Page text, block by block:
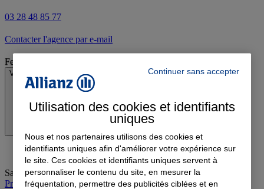
03 28 48 85 77
Contacter l'agence par e-mail
Fermé
Voir les horaires
Samedi: 09:00-12:00
Prendre rendez-vous à l'agence
Continuer sans accepter
Utilisation des cookies et identifiants
uniques
Nous et nos partenaires utilisons des cookies et
identifiants uniques afin d'améliorer votre expérience sur
le site. Ces cookies et identifiants uniques servent à
personnaliser le contenu du site, en mesurer la
fréquentation, permettre des publicités ciblées et en